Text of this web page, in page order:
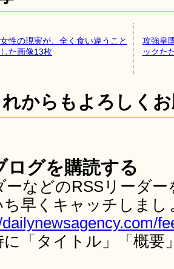
性の現実が、全く食い違うこと
た画像13枚
攻強皇
ックた
からもよろしく
ログを購読する
ーなどのRSSリーダ
ち早くキャッチしま
dailynewsagency.com/
「タイトル」「概要